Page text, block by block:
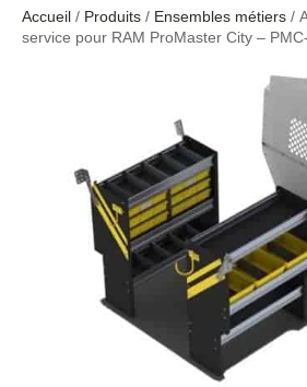
Accueil / Produits / Ensembles métiers /
service pour RAM ProMaster City –